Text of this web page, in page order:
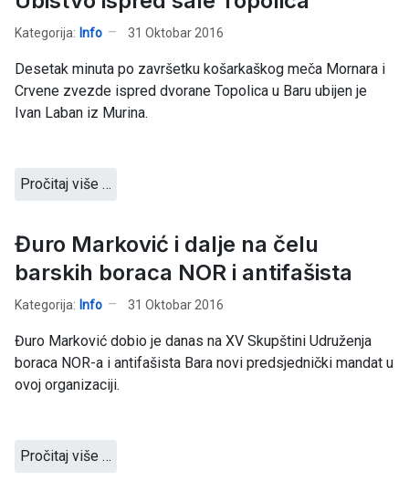
Kategorija: Info 31 Oktobar 2016
Desetak minuta po završetku košarkaškog meča Mornara i
Crvene zvezde ispred dvorane Topolica u Baru ubijen je
Ivan Laban iz Murina.
Pročitaj više …
Đuro Marković i dalje na čelu
barskih boraca NOR i antifašista
Kategorija: Info 31 Oktobar 2016
Đuro Marković dobio je danas na XV Skupštini Udruženja
boraca NOR-a i antifašista Bara novi predsjednički mandat u
ovoj organizaciji.
Pročitaj više …